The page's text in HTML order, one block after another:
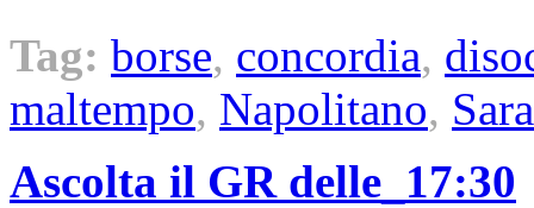
Tag: borse, concordia,
maltempo, Napolitano,
Ascolta il GR delle_17:30